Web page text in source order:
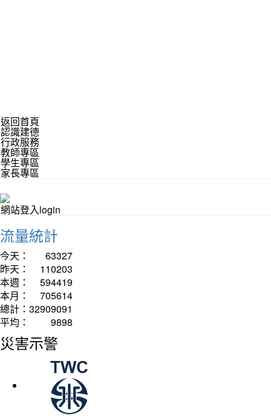
返回首頁
認識建德
行政服務
教師專區
學生專區
家長專區
網站登入login
流量統計
今天：
63327
昨天：
110203
本週：
594419
本月：
705614
總計： 32909091
平均：
9898
災害示警